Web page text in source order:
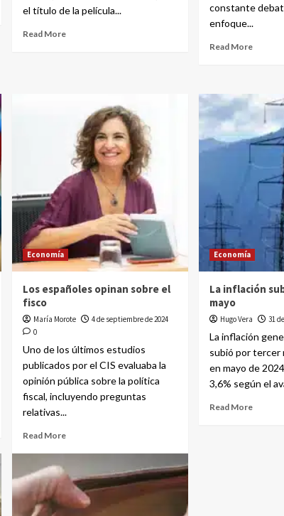
el título de la película...
Read More
constante
enfoque...
Read More
Economía
Los españoles opinan sobre el
fisco
María Morote
4 de septiembre de 2024
0
Uno de los últimos estudios
publicados por el CIS evaluaba la
opinión pública sobre la política
fiscal, incluyendo preguntas
relativas...
Read More
Economía
La inflación
mayo
Hugo Vera 31
La inflación
subió por tercer
en mayo de
3,6% según el
Read More